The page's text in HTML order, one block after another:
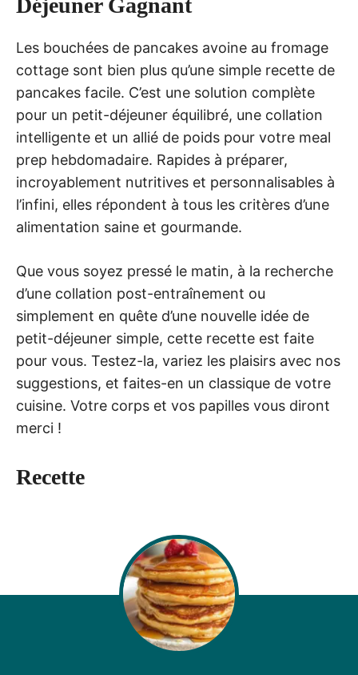
Les bouchées de pancakes avoine au fromage
cottage sont bien plus qu’une simple recette de
pancakes facile. C’est une solution complète
pour un petit-déjeuner équilibré, une collation
intelligente et un allié de poids pour votre meal
prep hebdomadaire. Rapides à préparer,
incroyablement nutritives et personnalisables à
l’infini, elles répondent à tous les critères d’une
alimentation saine et gourmande.
Que vous soyez pressé le matin, à la recherche
d’une collation post-entraînement ou
simplement en quête d’une nouvelle idée de
petit-déjeuner simple, cette recette est faite
pour vous. Testez-la, variez les plaisirs avec nos
suggestions, et faites-en un classique de votre
cuisine. Votre corps et vos papilles vous diront
merci !
Recette